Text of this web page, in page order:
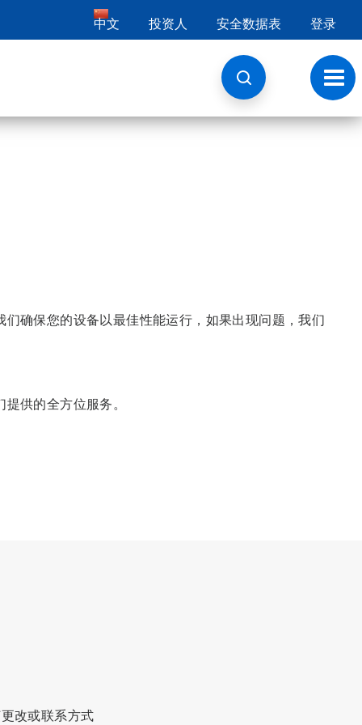
中文 投资人 安全数据表 登录
切
换
导
航
确保您的设备以最佳性能运行，如果出现问题，我们
供的全方位服务。
改或联系方式